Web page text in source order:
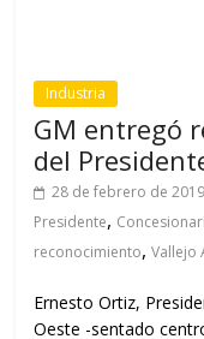
Hyundai
corporativa
21 de febrero de 2019
,
, ,
Ejecutivos de
Magazine®.